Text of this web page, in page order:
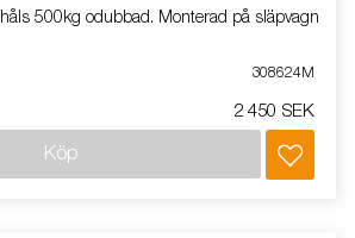
500kg odubbad. Monterad på släpvagn
308624M
2 450 SEK
Köp